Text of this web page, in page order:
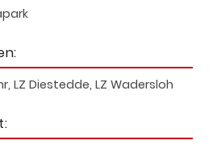
LZ Diestedde, LZ Wadersloh